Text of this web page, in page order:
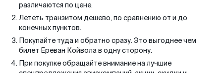
различаются по цене.
Лететь транзитом дешево, по сравнению от и до
конечных пунктов.
Покупайте туда и обратно сразу. Это выгоднее чем
билет Ереван Койвола в одну сторону.
При покупке обращайте внимание на лучшие